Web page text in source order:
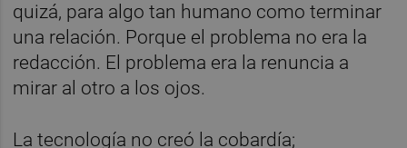
quizá, para algo tan humano como terminar
una relación. Porque el problema no era la
redacción. El problema era la renuncia a
mirar al otro a los ojos.
La tecnología no creó la cobardía;